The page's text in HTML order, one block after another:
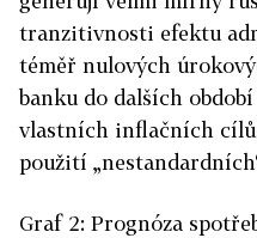
tranzitivnosti efektu
téměř nulových
banku do dalších
vlastních inflačních
použití
Graf 2: Prognóza